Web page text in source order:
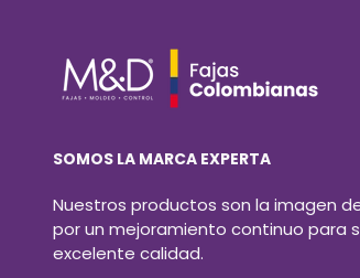
SOMOS LA MARCA EXPERTA
Nuestros productos son la imagen
por un mejoramiento continuo para
excelente calidad.